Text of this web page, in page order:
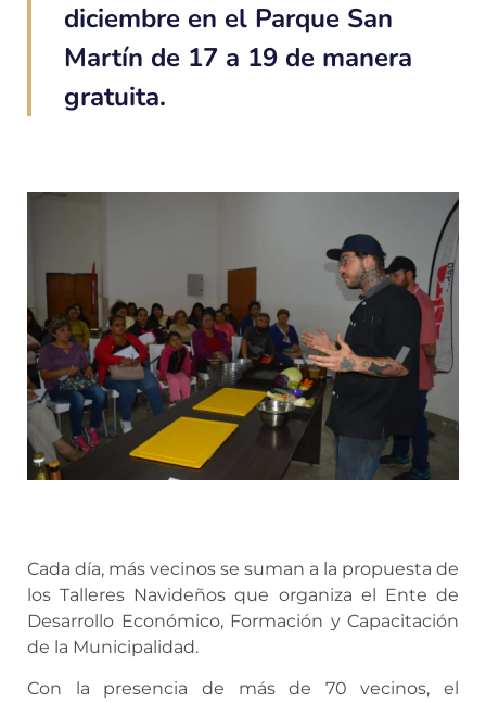
diciembre en el Parque San
Martín de 17 a 19 de manera
gratuita.
Cada día, más vecinos se suman a la propuesta de
los Talleres Navideños que organiza el Ente de
Desarrollo Económico, Formación y Capacitación
de la Municipalidad.
Con la presencia de más de 70 vecinos, el